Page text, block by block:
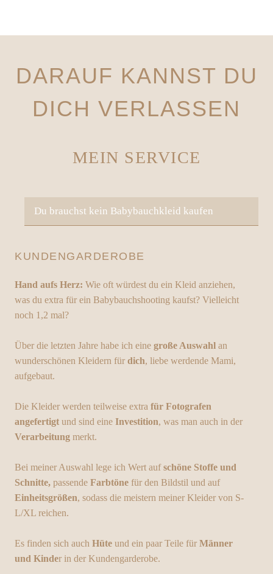
DARAUF KANNST DU
DICH VERLASSEN
MEIN SERVICE
Du brauchst kein Babybauchkleid kaufen
KUNDENGARDEROBE
Hand aufs Herz: Wie oft würdest du ein Kleid anziehen,
was du extra für ein Babybauchshooting kaufst? Vielleicht
noch 1,2 mal?
Über die letzten Jahre habe ich eine große Auswahl an
wunderschönen Kleidern für dich, liebe werdende Mami,
aufgebaut.
Die Kleider werden teilweise extra für Fotografen
angefertigt und sind eine Investition, was man auch in der
Verarbeitung merkt.
Bei meiner Auswahl lege ich Wert aufschöne Stoffe und
Schnitte, passende Farbtöne für den Bildstil und auf
Einheitsgrößen, sodass die meistern meiner Kleider von S-
L/XL reichen.
Es finden sich auch Hüte und ein paar Teile für Männer
und Kinder in der Kundengarderobe.